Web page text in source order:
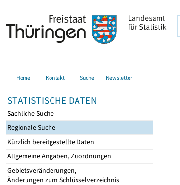
Home Kontakt Suche Newsletter
STATISTISCHE DATEN
Sachliche Suche
Regionale Suche
Kürzlich bereitgestellte Daten
Allgemeine Angaben, Zuordnungen
Gebietsveränderungen,
Änderungen zum Schlüsselverzeichnis